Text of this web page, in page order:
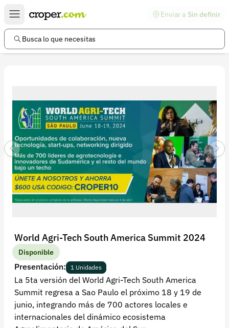
Enviar a Sin definir
Busca lo que necesitas
World Agri-Tech South America Summit 2024
Disponible
Presentación: 1 Unidades
La 5ta versión del World Agri-Tech South America
Summit regresa a Sao Paulo el próximo 18 y 19 de
junio, integrando más de 700 actores locales e
internacionales del dinámico ecosistema
Enlaces de interés
Preguntas frecuentes
Términos y condiciones
Política de devoluciones
Política de privacidad
Cuenta
Iniciar sesión
Recuperar contraseña
Contacto
Soporte
+57 323 2931928
contacto@croper.com